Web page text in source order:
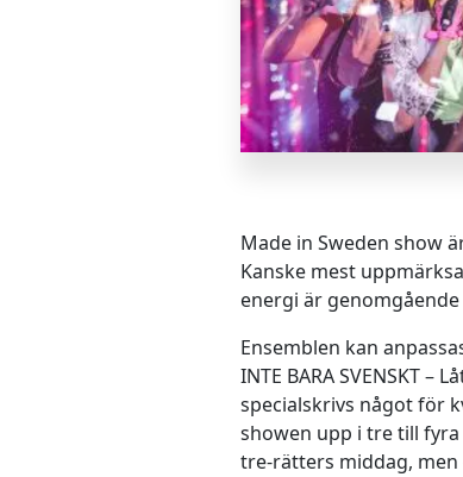
Made in Sweden show
Kanske mest
energi är
Ensemblen kan
INTE BARA SVENSKT
specialskrivs något för
showen upp i tre till
tre-rätters middag,